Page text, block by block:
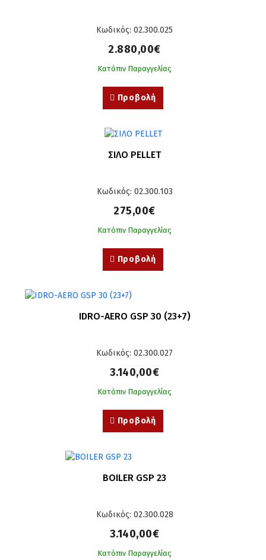
Κωδικός: 02.300.025
2.880,00€
Κατόπιν Παραγγελίας
Προβολή
ΣΙΛΟ PELLET
Κωδικός: 02.300.103
275,00€
Κατόπιν Παραγγελίας
Προβολή
IDRO-AERO GSP 30 (23+7)
Κωδικός: 02.300.027
3.140,00€
Κατόπιν Παραγγελίας
Προβολή
BOILER GSP 23
Κωδικός: 02.300.028
3.140,00€
Κατόπιν Παραγγελίας